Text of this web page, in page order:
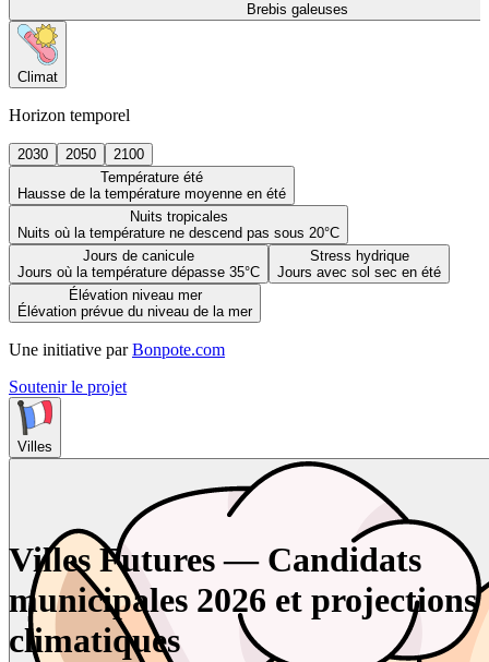
Brebis galeuses
Climat
Horizon temporel
2030 2050
2100
Température été
Hausse de la température moyenne en été
Nuits tropicales
Nuits où la température ne descend pas sous 20°C
Jours de canicule
Jours où la température dépasse 35°C
Stress hydrique
Jours avec sol sec en été
Élévation niveau mer
Élévation prévue du niveau de la mer
Une initiative par Bonpote.com
Soutenir le projet
Villes
Villes Futures — Candidats
municipales 2026 et projections
climatiques